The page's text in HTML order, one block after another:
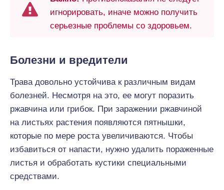
игнорировать, иначе можно получить
серьезные проблемы со здоровьем.
Болезни и вредители
Трава довольно устойчива к различным видам
болезней. Несмотря на это, ее могут поразить
ржавчина или грибок. При заражении ржавчиной
на листьях растения появляются пятнышки,
которые по мере роста увеличиваются. Чтобы
избавиться от напасти, нужно удалить пораженные
листья и обработать кустики специальными
средствами.